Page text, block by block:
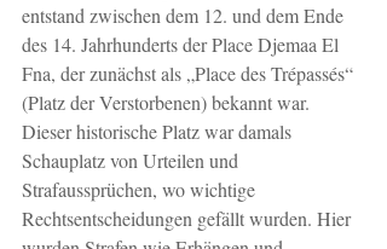
entstand zwischen dem 12. und dem Ende
des 14. Jahrhunderts der Place Djemaa El
Fna, der zunächst als „Place des Trépassés“
(Platz der Verstorbenen) bekannt war.
Dieser historische Platz war damals
Schauplatz von Urteilen und
Strafaussprüchen, wo wichtige
Rechtsentscheidungen gefällt wurden. Hier